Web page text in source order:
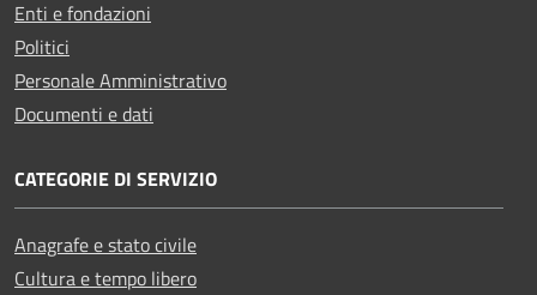
Enti e fondazioni
Politici
Personale Amministrativo
Documenti e dati
CATEGORIE DI SERVIZIO
Anagrafe e stato civile
Cultura e tempo libero